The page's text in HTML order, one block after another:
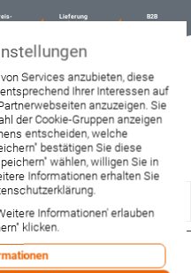
Lieferung
B2B
Services anzubieten, diese
Ihrer Interessen auf
anzuzeigen. Sie
der Cookie-Gruppen anzeigen
entscheiden, welche
bestätigen Sie diese
wählen, willigen Sie in
Informationen erhalten Sie
Informationen' erlauben
klicken.